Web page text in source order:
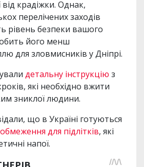
від крадіжки. Однак,
перелічених заходів
рівень безпеки вашого
його менш
для зловмисників у Дніпрі.
детальну інструкцію з
які необхідно вжити
зниклої людини.
що в Україні готуються
для підлітків, які
напої.